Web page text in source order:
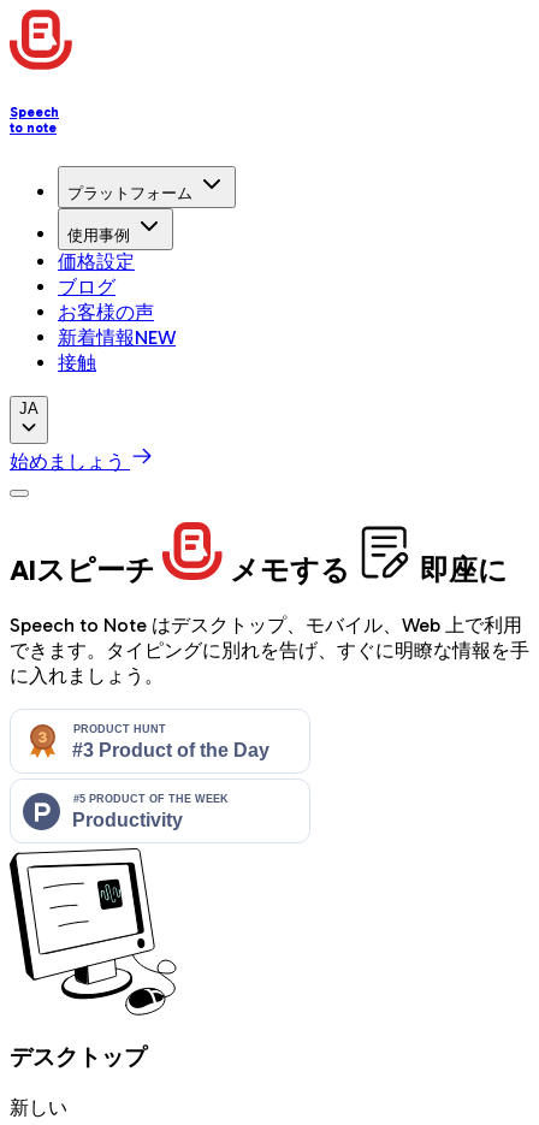
Speech
to note
プラットフォーム
使用事例
価格設定
ブログ
お客様の声
新着情報NEW
接触
JA
始めましょう
AIスピーチ メモする 即座に
Speech to Note はデスクトップ、モバイル、Web 上で利用
できます。タイピングに別れを告げ、すぐに明瞭な情報を手
に入れましょう。
デスクトップ
新しい